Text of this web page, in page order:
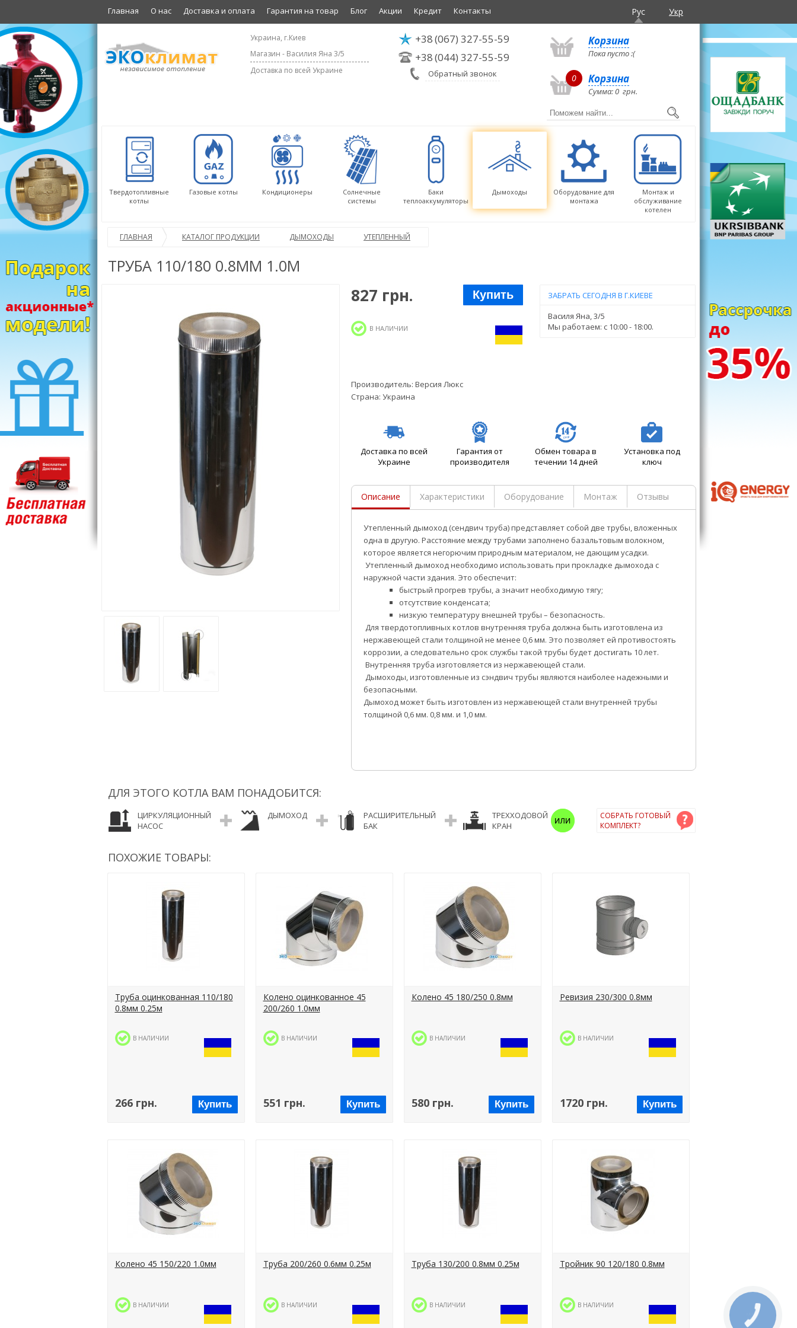
Главная О нас Доставка и оплата Гарантия на товар Блог Акции Кредит Контакты Рус Укр
Украина, г.Киев
Магазин - Василия Яна 3/5
Доставка по всей Украине
+38(067) 327-55-59
+38(044) 327-55-59
Обратный звонок
Корзина
Пока пусто :(
0 Корзина
Сумма:0 грн.
Твердотопливные
котлы
Газовые котлы Кондиционеры
Солнечные
системы
Баки
теплоаккумуляторы
Дымоходы
Оборудование для
монтажа
Монтаж и
обслуживание
котелен
ГЛАВНАЯ КАТАЛОГ ПРОДУКЦИИ ДЫМОХОДЫ УТЕПЛЕННЫЙ
ТРУБА 110/180 0.8ММ 1.0М
827 грн. Купить
В НАЛИЧИИ
Производитель: Версия Люкс
Страна: Украина
ЗАБРАТЬ СЕГОДНЯ В Г.КИЕВЕ
Василя Яна, 3/5
Мы работаем: c 10:00 - 18:00.
Доставка по всей
Украине
Гарантия от
производителя
Обмен товара в
течении 14 дней
Установка под
ключ
Описание Характеристики Оборудование Монтаж Отзывы
Утепленный дымоход (сендвич труба) представляет собой две трубы, вложенных
одна в другую. Расстояние между трубами заполнено базальтовым волокном,
которое является негорючим природным материалом, не дающим усадки.
Утепленный дымоход необходимо использовать при прокладке дымохода с
наружной части здания. Это обеспечит:
быстрый прогрев трубы, а значит необходимую тягу;
отсутствие конденсата;
низкую температуру внешней трубы – безопасность.
Для твердотопливных котлов внутренняя труба должна быть изготовлена из
нержавеющей стали толщиной не менее 0,6 мм. Это позволяет ей противостоять
коррозии, а следовательно срок службы такой трубы будет достигать 10 лет.
Внутренняя труба изготовляется из нержавеющей стали.
Дымоходы, изготовленные из сэндвич трубы являются наиболее надежными и
безопасными.
Дымоход может быть изготовлен из нержавеющей стали внутренней трубы
толщиной 0,6 мм. 0,8 мм. и 1,0 мм.
ДЛЯ ЭТОГО КОТЛА ВАМ ПОНАДОБИТСЯ:
ЦИРКУЛЯЦИОННЫЙ
НАСОС
ДЫМОХОД
РАСШИРИТЕЛЬНЫЙ
БАК
ТРЕХХОДОВОЙ
КРАН
СОБРАТЬ ГОТОВЫЙ
КОМПЛЕКТ?
ПОХОЖИЕ ТОВАРЫ:
Труба оцинкованная 110/180
0.8мм 0.25м
В НАЛИЧИИ
266 грн. Купить
Колено оцинкованное 45
200/260 1.0мм
В НАЛИЧИИ
551 грн. Купить
Колено 45 180/250 0.8мм
В НАЛИЧИИ
580 грн. Купить
Ревизия 230/300 0.8мм
В НАЛИЧИИ
1720 грн. Купить
Колено 45 150/220 1.0мм
В НАЛИЧИИ
Труба 200/260 0.6мм 0.25м
В НАЛИЧИИ
Труба 130/200 0.8мм 0.25м
В НАЛИЧИИ
Тройник 90 120/180 0.8мм
В НАЛИЧИИ